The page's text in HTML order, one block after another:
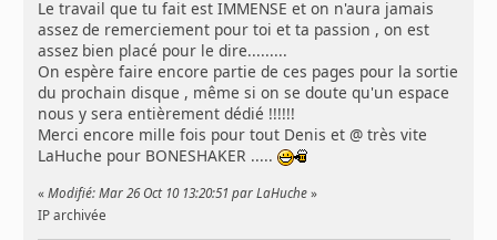
Le travail que tu fait est IMMENSE et on n'aura jamais
assez de remerciement pour toi et ta passion , on est
assez bien placé pour le dire.........
On espère faire encore partie de ces pages pour la sortie
du prochain disque , même si on se doute qu'un espace
nous y sera entièrement dédié !!!!!!
Merci encore mille fois pour tout Denis et @ très vite
LaHuche pour BONESHAKER .....
«Modifié: Mar 26 Oct 10 13:20:51 par LaHuche »
IP archivée